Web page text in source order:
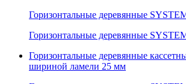
Горизонтальные деревянные
Горизонтальные деревянные
Горизонтальные деревянные
шириной ламели 25 мм